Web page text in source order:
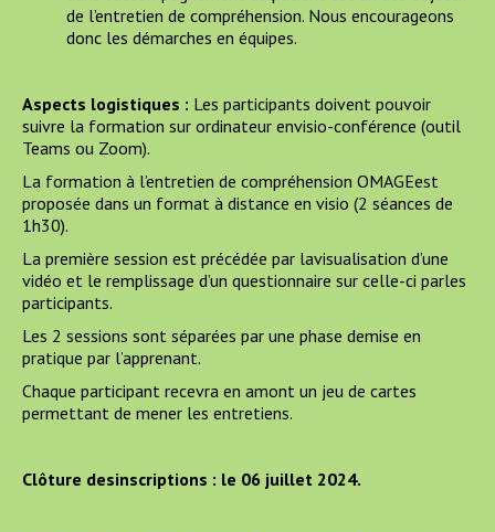
de l’entretien de compréhension. Nous encourageons
donc les démarches en équipes.
Aspects logistiques : Les participants doivent pouvoir
suivre la formation sur ordinateur envisio-conférence (outil
Teams ou Zoom).
La formation à l’entretien de compréhension OMAGEest
proposée dans un format à distance en visio (2 séances de
1h30).
La première session est précédée par lavisualisation d’une
vidéo et le remplissage d’un questionnaire sur celle-ci parles
participants.
Les 2 sessions sont séparées par une phase demise en
pratique par l’apprenant.
Chaque participant recevra en amont un jeu de cartes
permettant de mener les entretiens.
Clôture desinscriptions : le 06 juillet 2024.